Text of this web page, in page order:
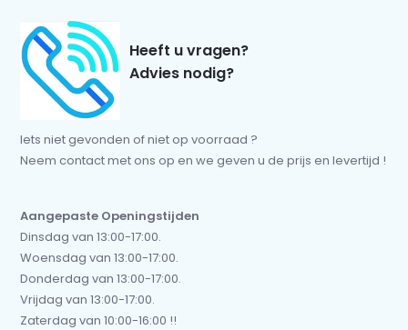
Heeft u vragen?
Advies nodig?
Iets niet gevonden of niet op voorraad ?
Neem contact met ons op en we geven u de prijs en levertijd !
Aangepaste Openingstijden
Dinsdag van 13:00-17:00.
Woensdag van 13:00-17:00.
Donderdag van 13:00-17:00.
Vrijdag van 13:00-17:00.
Zaterdag van 10:00-16:00 !!